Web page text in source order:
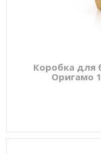
Коробка для
Оригамо